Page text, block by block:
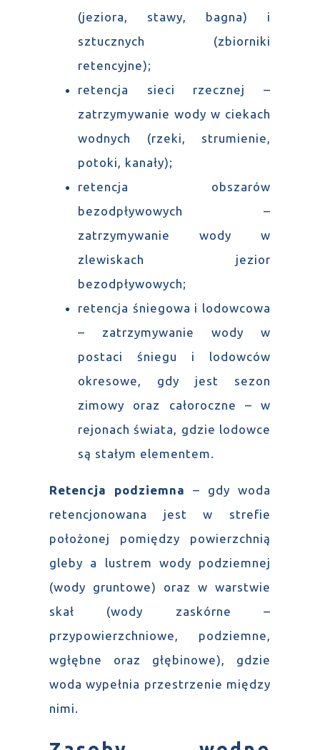
(jeziora, stawy, bagna) i
sztucznych (zbiorniki
retencyjne);
retencja sieci rzecznej –
zatrzymywanie wody w ciekach
wodnych (rzeki, strumienie,
potoki, kanały);
retencja obszarów
bezodpływowych –
zatrzymywanie wody w
zlewiskach jezior
bezodpływowych;
retencja śniegowa i lodowcowa
– zatrzymywanie wody w
postaci śniegu i lodowców
okresowe, gdy jest sezon
zimowy oraz całoroczne – w
rejonach świata, gdzie lodowce
są stałym elementem.
Retencja podziemna – gdy woda
retencjonowana jest w strefie
położonej pomiędzy powierzchnią
gleby a lustrem wody podziemnej
(wody gruntowe) oraz w warstwie
skał (wody zaskórne –
przypowierzchniowe, podziemne,
wgłębne oraz głębinowe), gdzie
woda wypełnia przestrzenie między
nimi.